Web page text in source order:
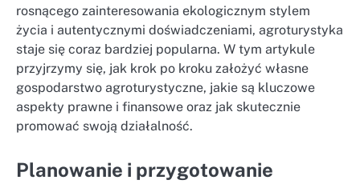
rosnącego zainteresowania ekologicznym stylem
życia i autentycznymi doświadczeniami, agroturystyka
staje się coraz bardziej popularna. W tym artykule
przyjrzymy się, jak krok po kroku założyć własne
gospodarstwo agroturystyczne, jakie są kluczowe
aspekty prawne i finansowe oraz jak skutecznie
promować swoją działalność.
Planowanie i przygotowanie